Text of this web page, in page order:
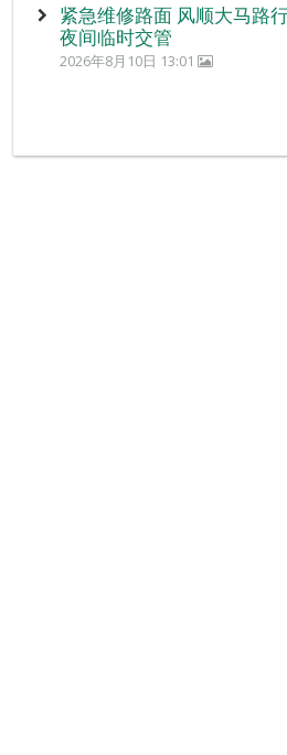
紧急维修路面 风顺大马路
夜间临时交管
2026年8月10日 13:01